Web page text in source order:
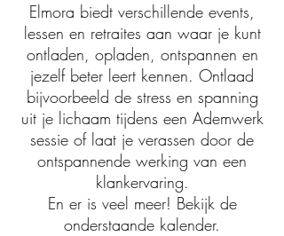
Elmora biedt verschillende events,
lessen en retraites aan waar je kunt
ontladen, opladen, ontspannen en
jezelf beter leert kennen. Ontlaad
bijvoorbeeld de stress en spanning
uit je lichaam tijdens een Ademwerk
sessie of laat je verassen door de
ontspannende werking van een
klankervaring.
En er is veel meer! Bekijk de
onderstaande kalender.